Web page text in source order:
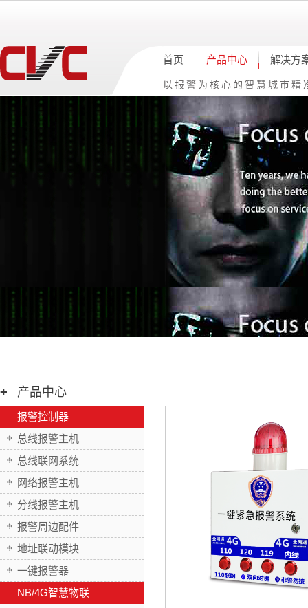
首页 产品中心 解决方
以报警为核心的智慧城市精
产品中心
报警控制器
总线报警主机
总线联网系统
网络报警主机
分线报警主机
报警周边配件
地址联动模块
一键报警器
NB/4G智慧物联